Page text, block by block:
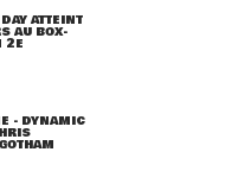
ATTEINT
AU BOX-
2E
- DYNAMIC